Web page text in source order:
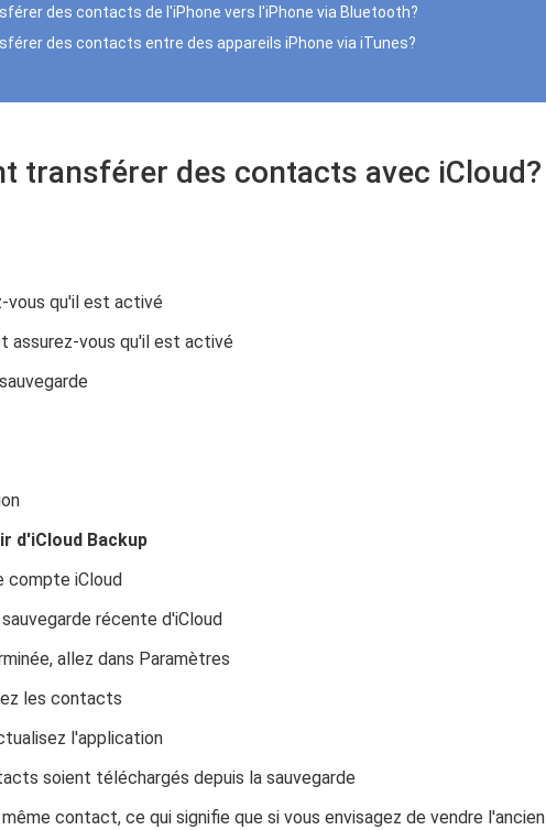
des contacts de l'iPhone vers l'iPhone via Bluetooth?
des contacts entre des appareils iPhone via iTunes?
transférer des contacts avec iCloud?
vous qu'il est activé
assurez-vous qu'il est activé
d'iCloud Backup
compte iCloud
récente d'iCloud
allez dans Paramètres
les contacts
l'application
soient téléchargés depuis la sauvegarde
contact, ce qui signifie que si vous envisagez de vendre l'ancien